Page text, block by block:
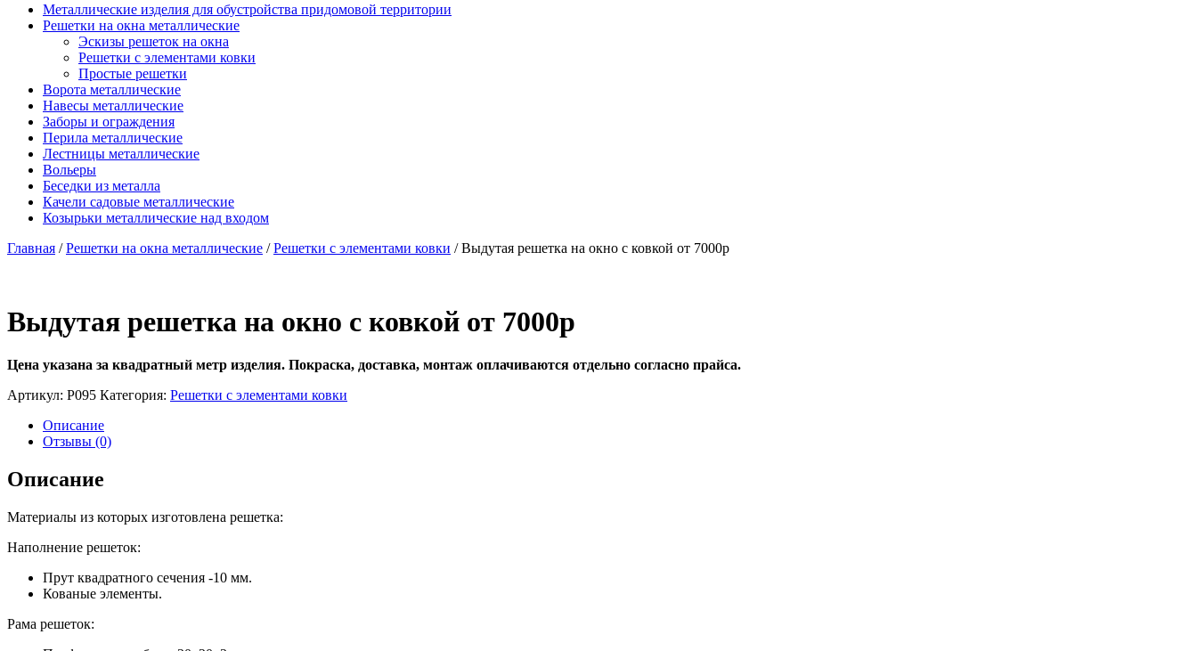
Металлические изделия для обустройства придомовой территории
Решетки на окна металлические
Эскизы решеток на окна
Решетки с элементами ковки
Простые решетки
Ворота металлические
Навесы металлические
Заборы и ограждения
Перила металлические
Лестницы металлические
Вольеры
Беседки из металла
Качели садовые металлические
Козырьки металлические над входом
Главная /Решетки на окна металлические /Решетки с элементами ковки / Выдутая решетка на окно с ковкой от 7000р
Выдутая решетка на окно с ковкой от 7000р
Цена указана за квадратный метр изделия. Покраска, доставка, монтаж оплачиваются отдельно согласно прайса.
Артикул: Р095 Категория: Решетки с элементами ковки
Описание
Отзывы (0)
Описание
Материалы из которых изготовлена решетка:
Наполнение решеток:
Прут квадратного сечения -10 мм.
Кованые элементы.
Рама решеток: